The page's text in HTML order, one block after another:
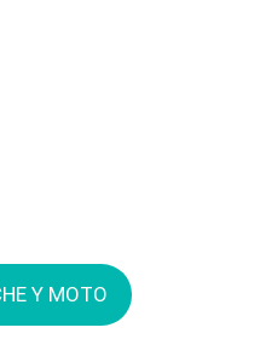
Y MOTO